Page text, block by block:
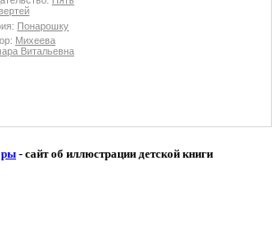
Понарошку
Михеева
Витальевна
- сайт об иллюстрации детской книги